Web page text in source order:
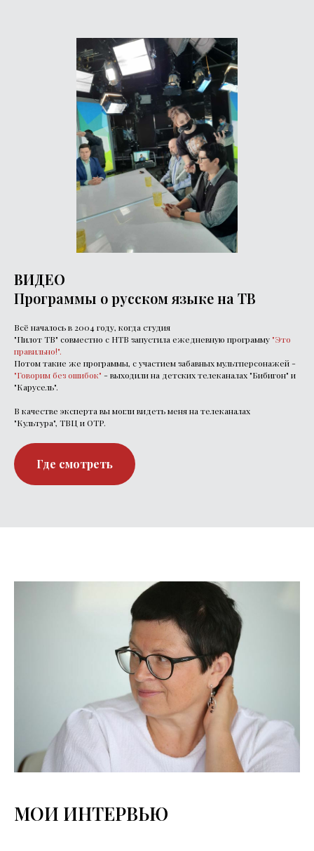
ВИДЕО
Программы о русском языке на ТВ
Всё началось в 2004 году, когда студия
"Пилот ТВ" совместно с НТВ запустила ежедневную программу "Это
правильно!".
Потом такие же программы, с участием забавных мультперсонажей -
"Говорим без ошибок" - выходили на детских телеканалах "Бибигон" и
"Карусель".
В качестве эксперта вы могли видеть меня на телеканалах
"Культура", ТВЦ и ОТР.
Где смотреть
МОИ ИНТЕРВЬЮ